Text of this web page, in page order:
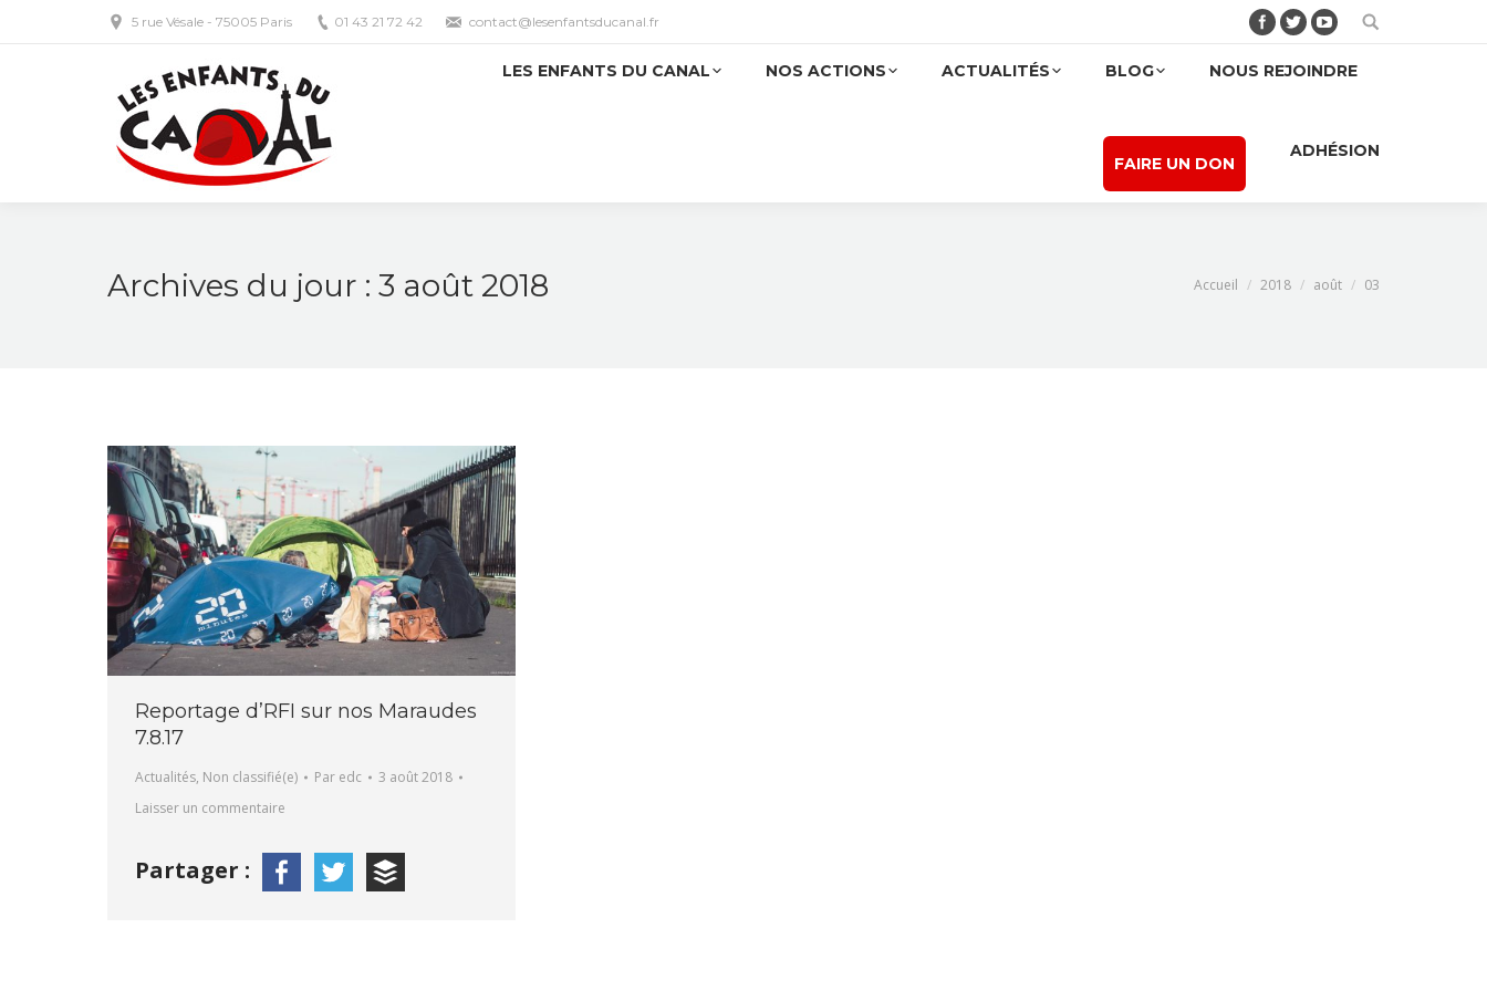
5 rue Vésale - 75005 Paris 01 43 21 72 42 contact@lesenfantsducanal.fr Facebook
TwitterYouTubeSearch:
LES ENFANTS DU CANAL NOS ACTIONS ACTUALITÉS BLOG NOUS REJOINDRE
FAIRE UN DON
ADHÉSION
Archives du jour : 3 août 2018 Accueil 2018 août 03
Reportage d’RFI sur nos Maraudes
7.8.17
Actualités, Non classifié(e) Par edc
3 août 2018
Laisser un commentaire
Partager :